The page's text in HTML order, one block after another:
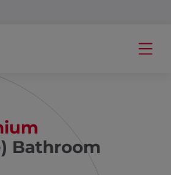
Bathroom